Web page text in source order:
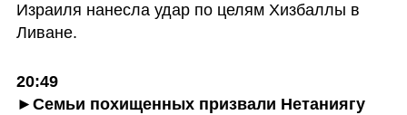
Израиля нанесла удар по целям Хизбаллы в
Ливане.
20:49
►Семьи похищенных призвали Нетаниягу